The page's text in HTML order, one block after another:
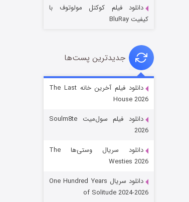
قسمت
دانلود فیلم کوکتل مولوتوف با
کیفیت BluRay
جدیدترین پست‌ها
دانلود فیلم آخرین خانه The Last
House 2026
دانلود فیلم سول‌میت Soulm8te
2026
دانلود سریال وستی‌ها The
Westies 2026
دانلود سریال One Hundred Years
of Solitude 2024-2026